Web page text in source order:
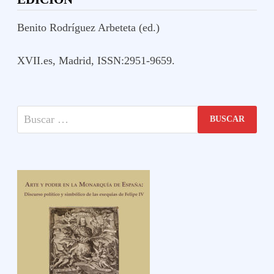
Benito Rodríguez Arbeteta (ed.)
XVII.es, Madrid, ISSN:2951-9659.
Buscar: